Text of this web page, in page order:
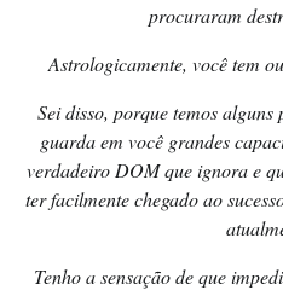
procuraram
Astrologicamente, você tem
Sei disso, porque temos
guarda em você grandes
verdadeiro DOM que ignora e
ter facilmente chegado ao
Tenho a sensação de que